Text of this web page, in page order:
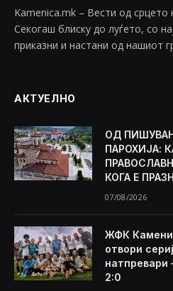
Kamenica.mk – Вести од
Секогаш блиску до луѓето, со
приказни и настани од нашиот
АКТУЕЛНО
ОД
ПАРОХИЈА:
КОГА Е
07/08/2026
ЖФК
отвори
натпревари
2:0